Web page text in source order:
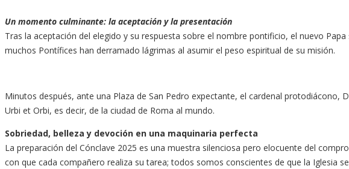
Un momento culminante: la aceptación y la presentación
Tras la aceptación del elegido y su respuesta sobre el nombre pontificio, el nuevo
muchos Pontífices han derramado lágrimas al asumir el peso espiritual de su misión.
Minutos después, ante una Plaza de San Pedro expectante, el cardenal
Urbi et Orbi, es decir, de la ciudad de Roma al mundo.
Sobriedad, belleza y devoción en una maquinaria perfecta
La preparación del Cónclave 2025 es una muestra silenciosa pero elocuente del
con que cada compañero realiza su tarea; todos somos conscientes de que la